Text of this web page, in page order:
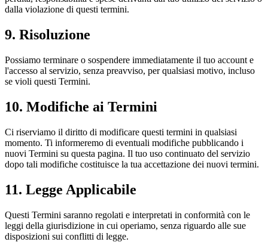
dalla violazione di questi termini.
9. Risoluzione
Possiamo terminare o sospendere immediatamente il tuo account e
l'accesso al servizio, senza preavviso, per qualsiasi motivo, incluso
se violi questi Termini.
10. Modifiche ai Termini
Ci riserviamo il diritto di modificare questi termini in qualsiasi
momento. Ti informeremo di eventuali modifiche pubblicando i
nuovi Termini su questa pagina. Il tuo uso continuato del servizio
dopo tali modifiche costituisce la tua accettazione dei nuovi termini.
11. Legge Applicabile
Questi Termini saranno regolati e interpretati in conformità con le
leggi della giurisdizione in cui operiamo, senza riguardo alle sue
disposizioni sui conflitti di legge.